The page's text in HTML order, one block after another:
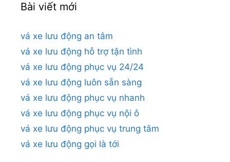
Bài viết mới
vá xe lưu động an tâm
vá xe lưu động hỗ trợ tận tình
vá xe lưu động phục vụ 24/24
vá xe lưu động luôn sẵn sàng
vá xe lưu động phục vụ nhanh
vá xe lưu động phục vụ nội ô
vá xe lưu động phục vụ trung tâm
vá xe lưu động gọi là tới